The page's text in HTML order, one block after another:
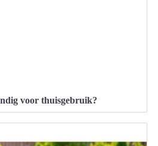
voor thuisgebruik?